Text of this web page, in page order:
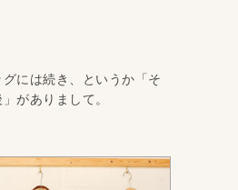
には続き、というか「そ
がありまして。